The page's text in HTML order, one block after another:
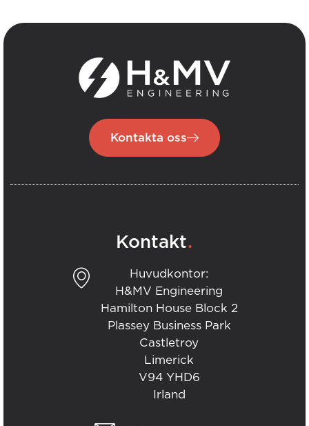
Kontakta oss
Kontakt.
Huvudkontor:
H&MV Engineering
Hamilton House Block 2
Plassey Business Park
Castletroy
Limerick
V94 YHD6
Irland